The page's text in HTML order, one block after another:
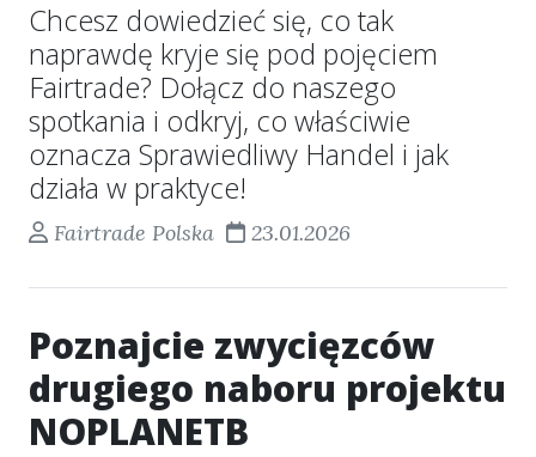
Chcesz dowiedzieć się, co tak
naprawdę kryje się pod pojęciem
Fairtrade? Dołącz do naszego
spotkania i odkryj, co właściwie
oznacza Sprawiedliwy Handel i jak
działa w praktyce!
Fairtrade Polska 23.01.2026
Poznajcie zwycięzców
drugiego naboru projektu
NOPLANETB